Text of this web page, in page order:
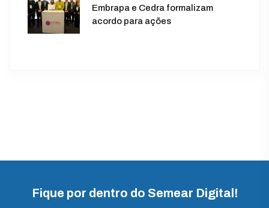
Embrapa e Cedra formalizam
acordo para ações
Fique por dentro do Semear Digital!